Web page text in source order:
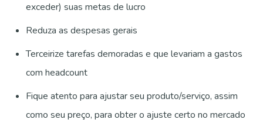
exceder) suas metas de lucro
Reduza as despesas gerais
Terceirize tarefas demoradas e que levariam a gastos
com headcount
Fique atento para ajustar seu produto/serviço, assim
como seu preço, para obter o ajuste certo no mercado